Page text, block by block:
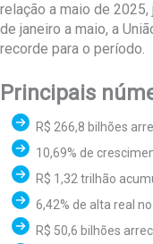
relação a maio de
de janeiro a maio, a
recorde para o período.
Principais
R$ 266,8 bilhões
10,69% de
R$ 1,32 trilhão
6,42% de alta real
R$ 50,6 bilhões